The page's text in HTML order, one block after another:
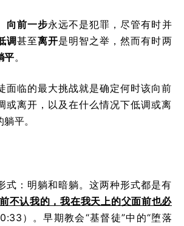
向前一步永远不是犯罪，尽管有时并
调甚至离开是明智之举，然而有时两
平。
面临的最大挑战就是确定何时该向前
或离开，以及在什么情况下低调或离
平。
式：明躺和暗躺。这两种形式都是有
不认我的，我在我天上的父面前也必
）。早期教会“基督徒”中的“堕落